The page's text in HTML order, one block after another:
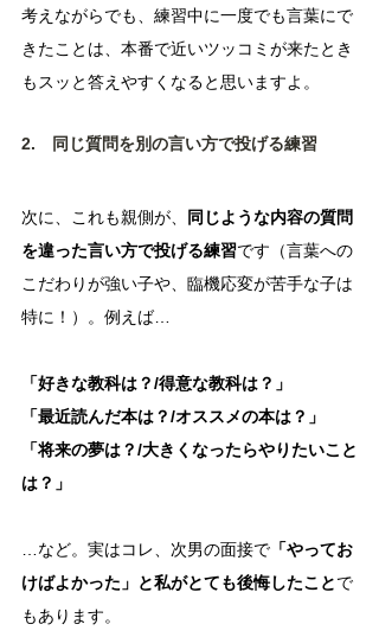
考えながらでも、練習中に一度でも言葉にで
きたことは、本番で近いツッコミが来たとき
もスッと答えやすくなると思いますよ。
2.　同じ質問を別の言い方で投げる練習
次に、これも親側が、
同じような内容の質問
を違った言い方で投げる練習です（言葉への
こだわりが強い子や、臨機応変が苦手な子は
特に！）。例えば…
「好きな教科は？/得意な教科は？」
「最近読んだ本は？/オススメの本は？」
「将来の夢は？/大きくなったらやりたいこと
は？」
…など。実はコレ、次男の面接で 「やってお
けばよかった」と私がとても後悔したことで
もあります。